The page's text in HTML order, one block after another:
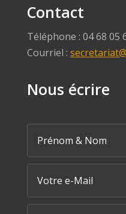
Contact
Téléphone : 04 68 05
Courriel :
Nous écrire